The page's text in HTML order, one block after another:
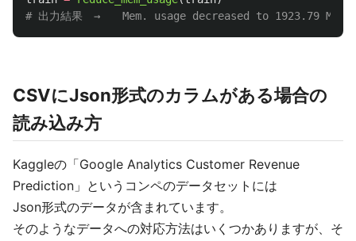
CSVにJson形式のカラムがある場合の
読み込み方
Kaggleの「Google Analytics Customer Revenue
Prediction」というコンペのデータセットには
Json形式のデータが含まれています。
そのようなデータへの対応方法はいくつかありますが、そ